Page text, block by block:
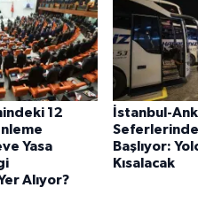
12
Yasa
Alıyor?
İstanbul-
Başlıyor:
Kısalacak